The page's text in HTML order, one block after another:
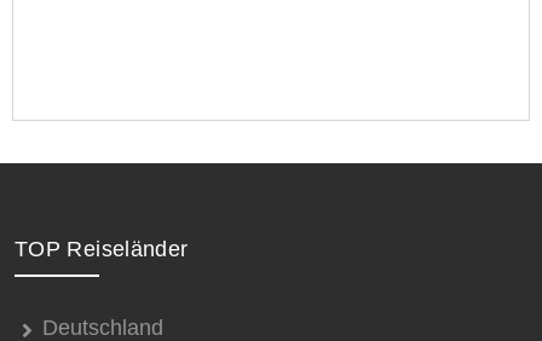
TOP Reiseländer
Deutschland